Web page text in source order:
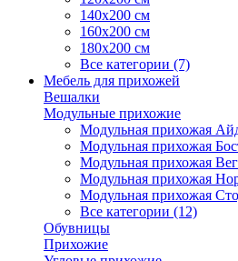
140х200 см
160х200 см
180х200 см
Все категории (7)
Мебель для прихожей
Вешалки
Модульные прихожие
Модульная прихожая
Модульная прихожая
Модульная прихожая
Модульная прихожая
Модульная прихожая
Все категории (12)
Обувницы
Прихожие